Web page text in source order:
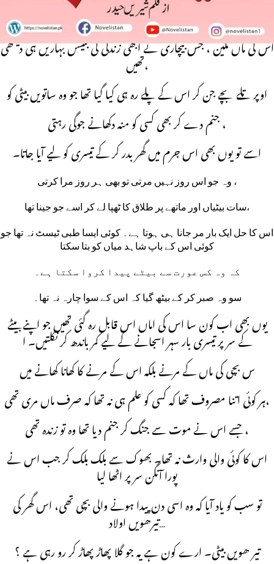
Terhween by Shireen Haidar
اس کی ماں نگین ، جس بیچاری نے ابھی زندگی کی بتیسں بہاریں ہی دیکھی
تھیں،
اوپر تلے بچے جن کر اس کے پلے رہ ہی کیا گیا تھا جو وہ ساتویں بیٹی کو
جنم دے کر بھی کسی کو منہ دکھانے جوگی رہتی ،
اسے تو یوں بھی اس جرم میں گھر بدر کر کے تیسری کو لیے آیا جاتا۔
وہ جو اس روز نہیں مرتی تو بھی ہر روز مرا کرتی ،
سات بیٹیاں اور ماتھے پر طلاق کا ٹھپا لے کر اسے جو جینا تھا،
اس کا حل ایک بار مر جانا ہی ہوتا ہے۔ کوئی ایسا طبی ٹیسٹ نہ تھا جو
کوئی اس کے باپ شاہد میاں کو بتا سکتا
کہ وہ کس عورت سے بیٹے پیدا کروا سکتا ہے۔
سو وہ صبر کر کے بیٹھ گیا کہ اس کے سوا چارہ نہ تھا۔
یوں بھی اب کون سا اس کی اماں اس قابل رہ گئی تھیں جو اپنے بیٹے
کے سر پر تیسری بار سہر اسجانے کے لیے کمر باندھ کر نکلتیں۔ ا
س بچی کی ماں کے مرنے بلکہ اس کے مرنے کا کھانا کھانے میں
ہر کوئی اتنا مصروف تھا کہ کسی کو علم ہی نہ تھا کہ صرف ماں مری تھی،
جسے اس نے موت سے جنگ کر جنم دیا تھا وہ تو زندہ تھی ،
اس کا کوئی والی وارث نہ تھا۔ بھوک سے بلک بلک کر جب اس نے
پورا آنگن سر پر اٹھا لیا
تو سب کو یاد آیا کہ وہ اسی دن پیدا ہونے والی بچی تھی، اس گھر کی
تیرھویں اولاد…
تیر ھویں بیٹی۔ ارے کون ہے یہ جو گلا پھاڑ پھاڑ کر رو رہی ہے ؟